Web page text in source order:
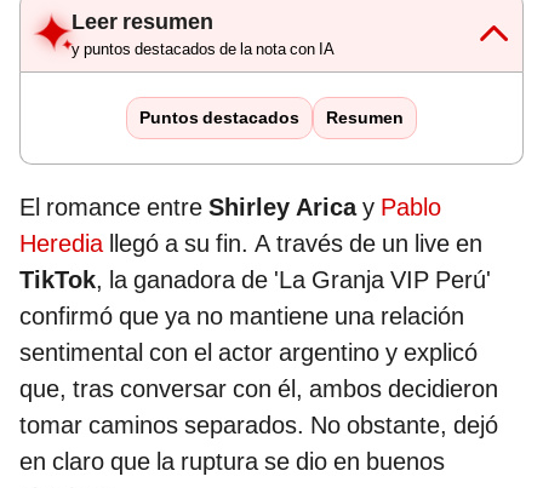
Leer resumen
y puntos destacados de la nota con IA
Puntos destacados Resumen
El romance entre Shirley Aricay Pablo
Herediallegó a su fin. A través de un live en
TikTok, la ganadora de 'La Granja VIP Perú'
confirmó que ya no mantiene una relación
sentimental con el actor argentino y explicó
que, tras conversar con él, ambos decidieron
tomar caminos separados. No obstante, dejó
en claro que la ruptura se dio en buenos